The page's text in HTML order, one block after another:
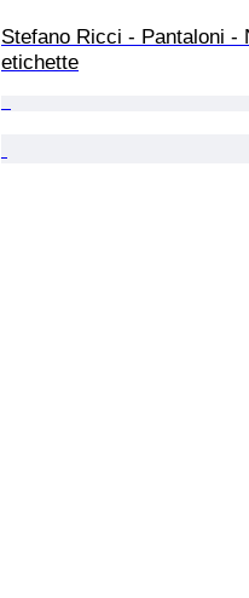
Stefano Ricci - Pantaloni -
etichette